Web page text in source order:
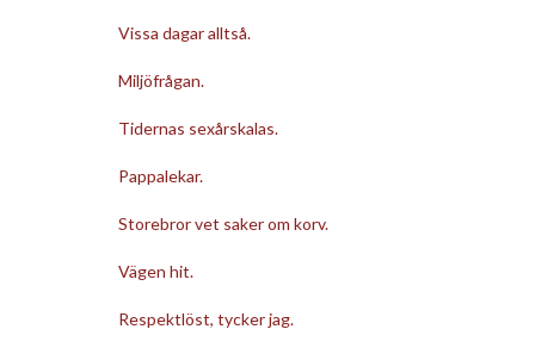
Vissa dagar alltså.
Miljöfrågan.
Tidernas sexårskalas.
Pappalekar.
Storebror vet saker om korv.
Vägen hit.
Respektlöst, tycker jag.